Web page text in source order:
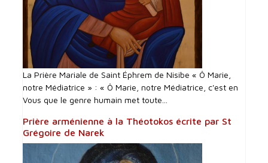
La Prière Mariale de Saint Éphrem de Nisibe « Ô Marie,
notre Médiatrice » : « Ô Marie, notre Médiatrice, c'est en
Vous que le genre humain met toute...
Prière arménienne à la Théotokos écrite par St
Grégoire de Narek